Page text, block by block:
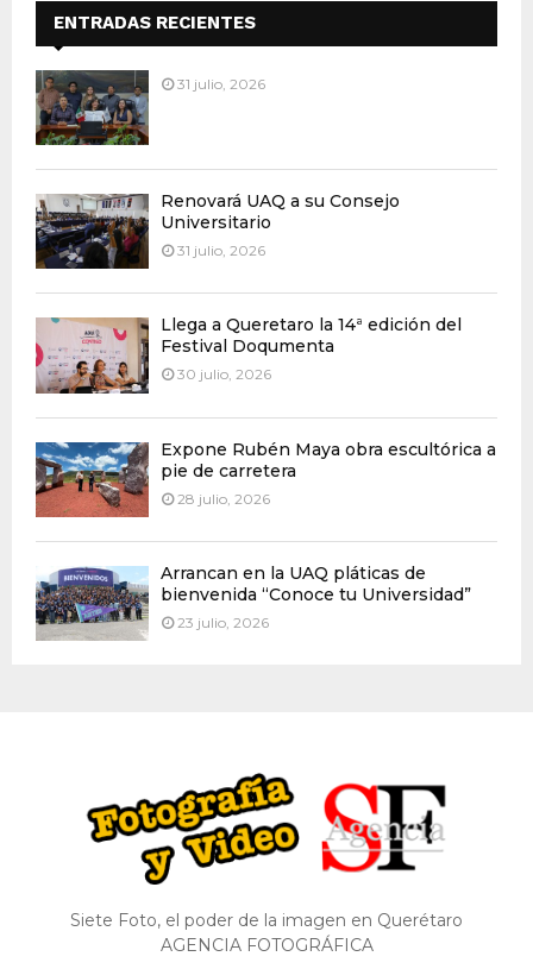
ENTRADAS RECIENTES
31 julio, 2026
Renovará UAQ a su Consejo
Universitario
31 julio, 2026
Llega a Queretaro la 14ª edición del
Festival Doqumenta
30 julio, 2026
Expone Rubén Maya obra escultórica a
pie de carretera
28 julio, 2026
Arrancan en la UAQ pláticas de
bienvenida “Conoce tu Universidad”
23 julio, 2026
Siete Foto, el poder de la imagen en Querétaro
AGENCIA FOTOGRÁFICA